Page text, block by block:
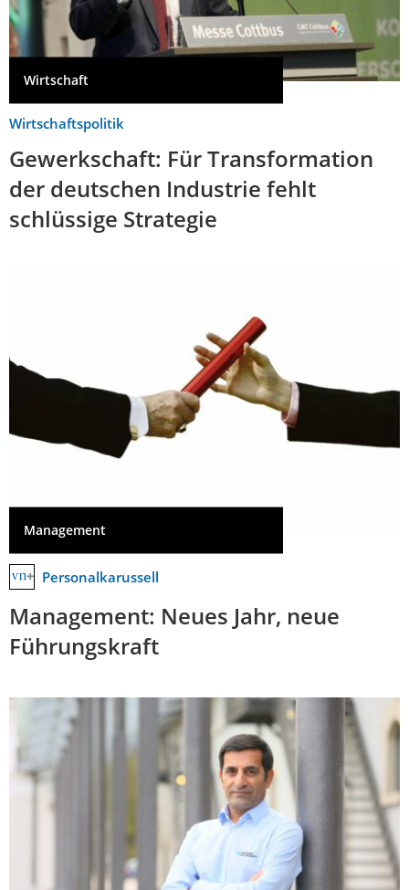
Wirtschaft
Wirtschaftspolitik
Gewerkschaft: Für Transformation
der deutschen Industrie fehlt
schlüssige Strategie
Management
Personalkarussell
Management: Neues Jahr, neue
Führungskraft